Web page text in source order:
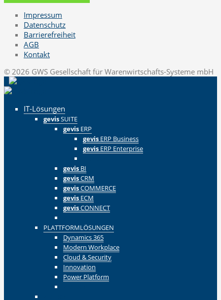
Impressum
Datenschutz
Barrierefreiheit
AGB
Kontakt
© 2026 GWS Gesellschaft für Warenwirtschafts-Systeme mbH
IT-Lösungen
gevisSUITE
gevis ERP
gevis ERP Business
gevis ERP Enterprise
gevis BI
gevisCRM
gevisCOMMERCE
gevis ECM
gevisCONNECT
PLATTFORMLÖSUNGEN
Dynamics 365
Modern Workplace
Cloud & Security
Innovation
Power Platform